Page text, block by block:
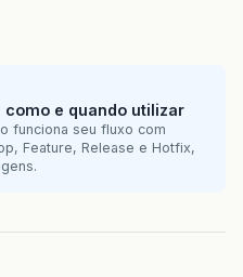
como e quando utilizar
funciona seu fluxo com
Feature, Release e Hotfix,